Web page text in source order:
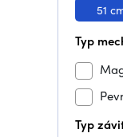
51
Typ
Typ